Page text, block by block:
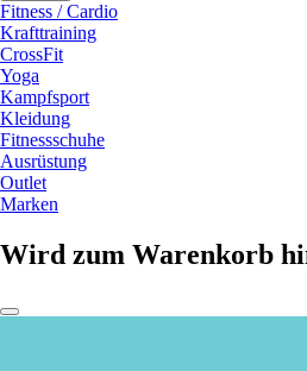
Fitness / Cardio
Krafttraining
CrossFit
Yoga
Kampfsport
Kleidung
Fitnessschuhe
Ausrüstung
Outlet
Marken
Wird zum Warenkorb